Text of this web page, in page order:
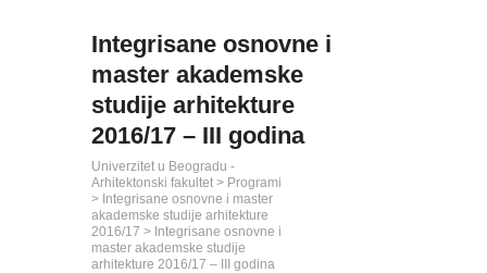
Integrisane osnovne i
master akademske
studije arhitekture
2016/17 – III godina
Univerzitet u Beogradu -
Arhitektonski fakultet > Programi
> Integrisane osnovne i master
akademske studije arhitekture
2016/17 > Integrisane osnovne i
master akademske studije
arhitekture 2016/17 – III godina